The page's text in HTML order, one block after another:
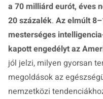
a 70 milliárd eurót, éves
20 százalék. Az elmúlt
mesterséges
kapott engedélyt az
jól jelzi, milyen gyorsan
megoldások az
nemzetközi